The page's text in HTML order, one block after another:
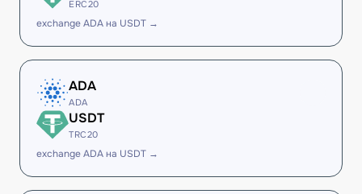
ERC20
exchange ADA на USDT →
ADA
ADA
USDT
TRC20
exchange ADA на USDT →